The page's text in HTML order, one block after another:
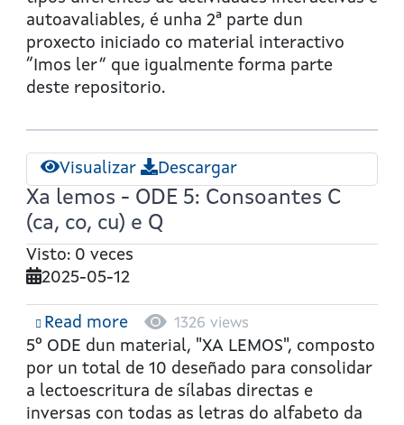
Z,
C
(ce,
ci)
autoavaliables, é unha 2ª parte dun
proxecto iniciado co material interactivo
“Imos ler” que igualmente forma parte
deste repositorio.
Visualizar Descargar
Xa lemos - ODE 5: Consoantes C
(ca, co, cu) e Q
Visto: 0 veces
2025-05-12
Read moreabout
Xa
lemos
-
ODE
1326 views
5º ODE dun material, "XA LEMOS", composto
por un total de 10 deseñado para consolidar
a lectoescritura de sílabas directas e
inversas con todas as letras do alfabeto da